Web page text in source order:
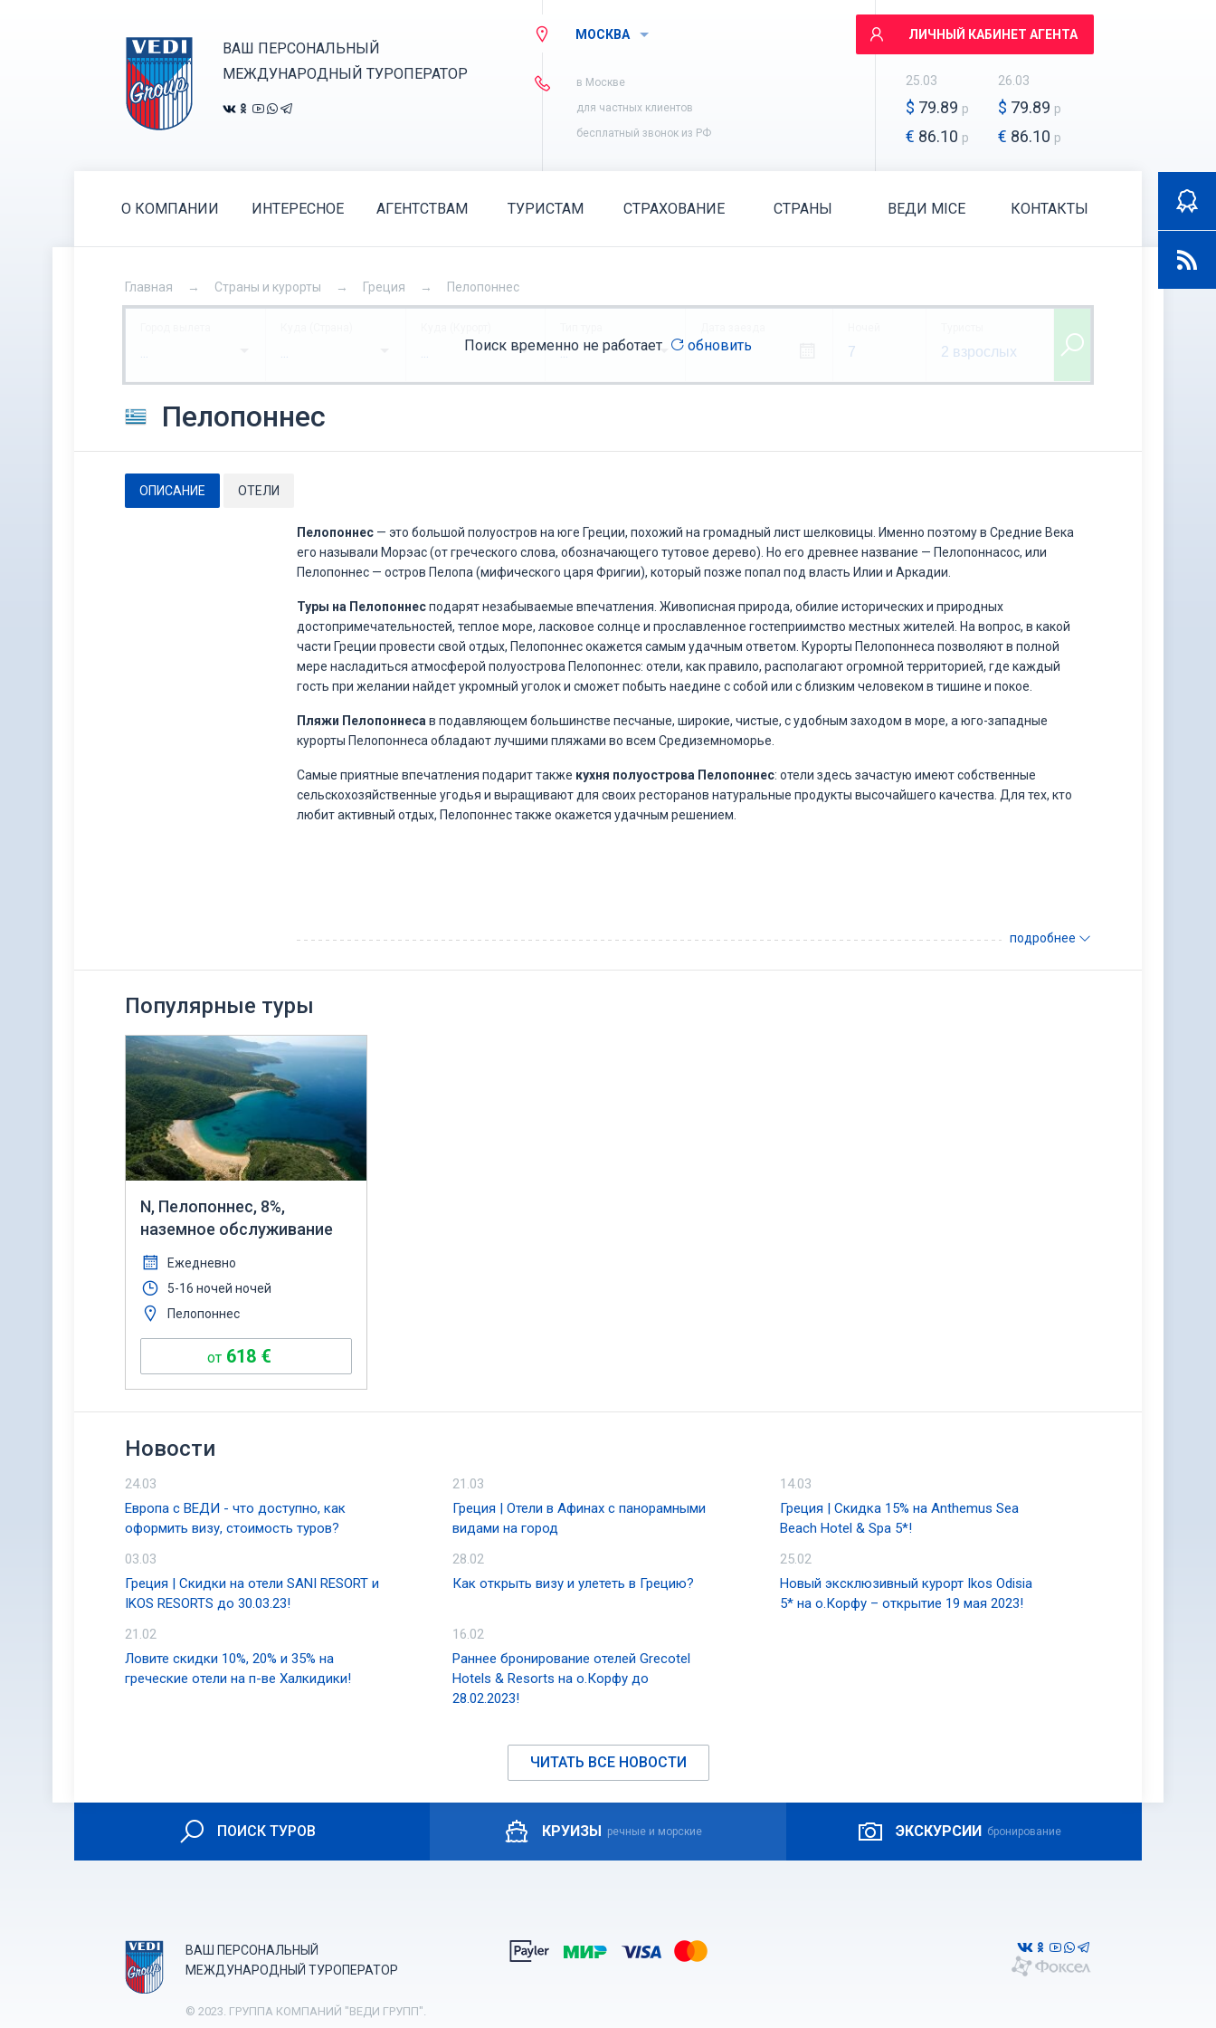
ВАШ ПЕРСОНАЛЬНЫЙ
МЕЖДУНАРОДНЫЙ ТУРОПЕРАТОР
МОСКВА
в Москве
для частных клиентов
бесплатный звонок из РФ
ЛИЧНЫЙ КАБИНЕТ АГЕНТА
25.03
$ 79.89 р
€ 86.10 р
26.03
$ 79.89 р
€ 86.10 р
О КОМПАНИИ ИНТЕРЕСНОЕ АГЕНТСТВАМ ТУРИСТАМ СТРАХОВАНИЕ СТРАНЫ ВЕДИ MICE КОНТАКТЫ
Главная Страны и курорты Греция Пелопоннес
Поиск временно не работает обновить
... ... ... ... 7 2 взрослых
Пелопоннес
ОПИСАНИЕ ОТЕЛИ
Пелопоннес — это большой полуостров на юге Греции, похожий на громадный лист шелковицы. Именно поэтому в Средние Века
его называли Морэас (от греческого слова, обозначающего тутовое дерево). Но его древнее название — Пелопоннасос, или
Пелопоннес — остров Пелопа (мифического царя Фригии), который позже попал под власть Илии и Аркадии.
Туры на Пелопоннесподарят незабываемые впечатления. Живописная природа, обилие исторических и природных
достопримечательностей, теплое море, ласковое солнце и прославленное гостеприимство местных жителей. На вопрос, в какой
части Греции провести свой отдых, Пелопоннес окажется самым удачным ответом. Курорты Пелопоннеса позволяют в полной
мере насладиться атмосферой полуострова Пелопоннес: отели, как правило, располагают огромной территорией, где каждый
гость при желании найдет укромный уголок и сможет побыть наедине с собой или с близким человеком в тишине и покое.
Пляжи Пелопоннеса в подавляющем большинстве песчаные, широкие, чистые, с удобным заходом в море, а юго-западные
курорты Пелопоннеса обладают лучшими пляжами во всем Средиземноморье.
Самые приятные впечатления подарит также кухня полуострова Пелопоннес: отели здесь зачастую имеют собственные
сельскохозяйственные угодья и выращивают для своих ресторанов натуральные продукты высочайшего качества. Для тех, кто
любит активный отдых, Пелопоннес также окажется удачным решением.
подробнее
Популярные туры
N, Пелопоннес, 8%,
наземное обслуживание
Ежедневно
5-16 ночей ночей
Пелопоннес
от618 €
Новости
24.03
Европа с ВЕДИ - что доступно, как
оформить визу, стоимость туров?
21.03
Греция | Отели в Афинах с панорамными
видами на город
14.03
Греция | Скидка 15% на Anthemus Sea
Beach Hotel & Spa 5*!
03.03
Греция | Скидки на отели SANI RESORT и
IKOS RESORTS до 30.03.23!
28.02
Как открыть визу и улететь в Грецию?
25.02
Новый эксклюзивный курорт Ikos Odisia
5* на о.Корфу – открытие 19 мая 2023!
21.02
Ловите скидки 10%, 20% и 35% на
греческие отели на п-ве Халкидики!
16.02
Раннее бронирование отелей Grecotel
Hotels & Resorts на о.Корфу до
28.02.2023!
ЧИТАТЬ ВСЕ НОВОСТИ
ПОИСК ТУРОВ КРУИЗЫ речные и морские ЭКСКУРСИИ бронирование
ВАШ ПЕРСОНАЛЬНЫЙ
МЕЖДУНАРОДНЫЙ ТУРОПЕРАТОР
© 2023. ГРУППА КОМПАНИЙ "ВЕДИ ГРУПП".